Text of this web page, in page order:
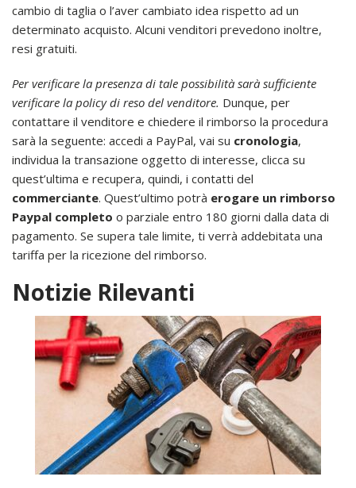
cambio di taglia o l’aver cambiato idea rispetto ad un
determinato acquisto. Alcuni venditori prevedono inoltre,
resi gratuiti.
Per verificare la presenza di tale possibilità sarà sufficiente
verificare la policy di reso del venditore. Dunque, per
contattare il venditore e chiedere il rimborso la procedura
sarà la seguente: accedi a PayPal, vai su cronologia,
individua la transazione oggetto di interesse, clicca su
quest’ultima e recupera, quindi, i contatti del
commerciante. Quest’ultimo potrà erogare un rimborso
Paypal completo o parziale entro 180 giorni dalla data di
pagamento. Se supera tale limite, ti verrà addebitata una
tariffa per la ricezione del rimborso.
Notizie Rilevanti